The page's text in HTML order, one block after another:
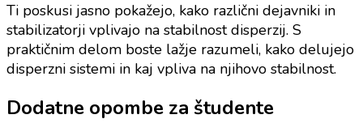
Ti poskusi jasno pokažejo, kako različni dejavniki in
stabilizatorji vplivajo na stabilnost disperzij. S
praktičnim delom boste lažje razumeli, kako delujejo
disperzni sistemi in kaj vpliva na njihovo stabilnost.
Dodatne opombe za študente